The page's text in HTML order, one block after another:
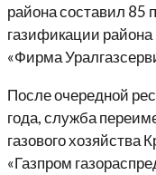
района составил 85
газификации
«Фирма
После очередной
года, служба
газового хозяйства
«Газпром